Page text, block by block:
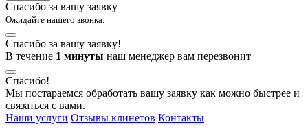
Спасибо за вашу заявку
Ожидайте нашего звонка.
Спасибо за вашу заявку!
В течение 1 минуты наш менеджер вам перезвонит
Спасибо!
Мы постараемся обработать вашу заявку как можно быстрее и
связаться с вами.
Наши услуги Отзывы клинетов Контакты